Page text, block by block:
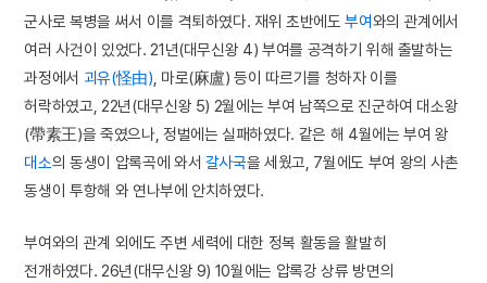
군사로 복병을 써서 이를 격퇴하였다. 재위 초반에도부여와의 관계에서
여러 사건이 있었다. 21년(대무신왕 4) 부여를 공격하기 위해 출발하는
과정에서 괴유(怪由) , 마로(麻盧) 등이 따르기를 청하자 이를
허락하였고, 22년(대무신왕 5) 2월에는 부여 남쪽으로 진군하여 대소왕
(帶素王)을 죽였으나, 정벌에는 실패하였다. 같은 해 4월에는 부여 왕
대소의 동생이 압록곡에 와서 갈사국을 세웠고, 7월에도 부여 왕의 사촌
동생이 투항해 와 연나부에 안치하였다.
부여와의 관계 외에도 주변 세력에 대한 정복 활동을 활발히
전개하였다. 26년(대무신왕 9) 10월에는 압록강 상류 방면의